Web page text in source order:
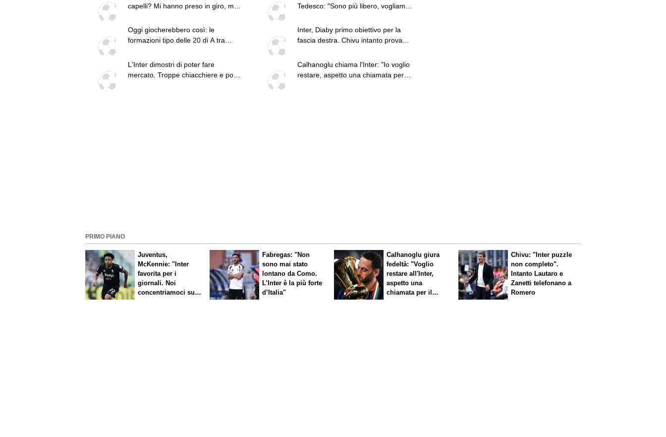
capelli? Mi hanno preso in giro, ma
Tedesco: "Sono più libero, vogliamo
Oggi giocherebbero così: le
formazioni tipo delle 20 di A tra
Inter, Diaby primo obiettivo per la
fascia destra. Chivu intanto prova
L'Inter dimostri di poter fare
mercato. Troppe chiacchiere e pochi
Calhanoglu chiama l'Inter: "Io voglio
restare, aspetto una chiamata per il
PRIMO PIANO
Juventus,
McKennie: "Inter
favorita per i
giornali. Noi
concentriamoci sul
Fabregas: "Non
sono mai stato
lontano da Como.
L’Inter è la più forte
d’Italia"
Calhanoglu giura
fedeltà: "Voglio
restare all'Inter,
aspetto una
chiamata per il
Chivu: "Inter puzzle
non completo".
Intanto Lautaro e
Zanetti telefonano a
Romero